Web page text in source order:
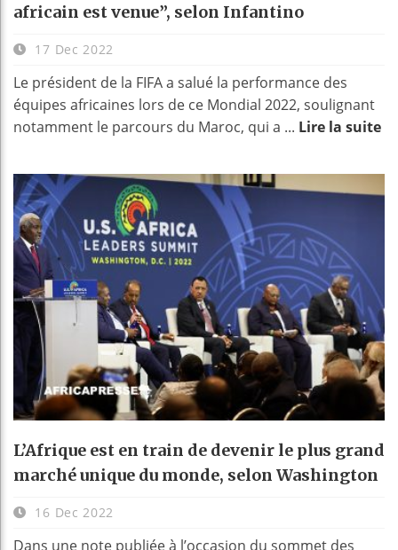
africain est venue”, selon Infantino
17 Dec 2022
Le président de la FIFA a salué la performance des
équipes africaines lors de ce Mondial 2022, soulignant
notamment le parcours du Maroc, qui a ... Lire la suite
L’Afrique est en train de devenir le plus grand
marché unique du monde, selon Washington
16 Dec 2022
Dans une note publiée à l’occasion du sommet des